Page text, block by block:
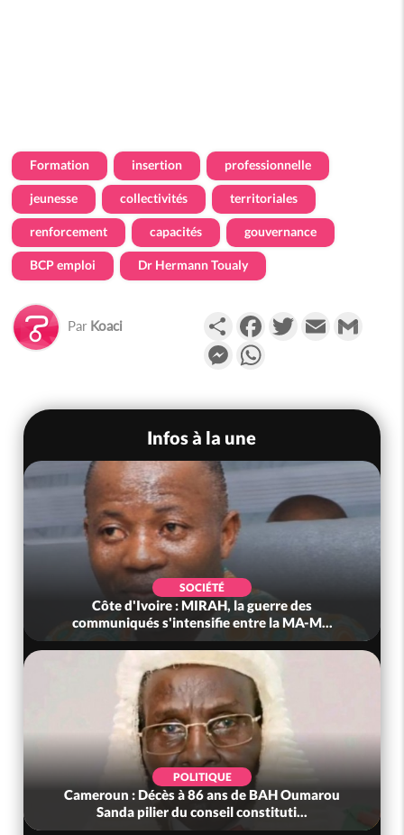
Formation insertion professionnelle
jeunesse collectivités territoriales
renforcement capacités gouvernance
BCP emploi Dr Hermann Toualy
Par Koaci PartagerFacebookTwitterEmail
Messenger
Infos à la une
POLITIQUE
Côte d'Ivoire : Après le pari réussi du
anniversaire, Adama Bictogo : «...
POLITIQUE
Bénin : L'ancien président Patrice Talon élu
tête du Sénat